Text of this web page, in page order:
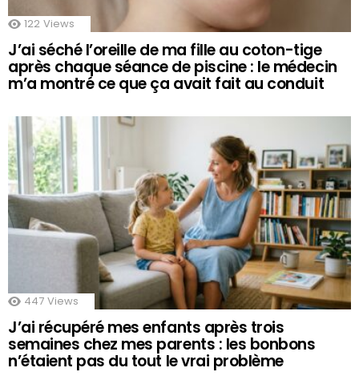
122 Views
J’ai séché l’oreille de ma fille au coton-tige
après chaque séance de piscine : le médecin
m’a montré ce que ça avait fait au conduit
447 Views
J’ai récupéré mes enfants après trois
semaines chez mes parents : les bonbons
n’étaient pas du tout le vrai problème